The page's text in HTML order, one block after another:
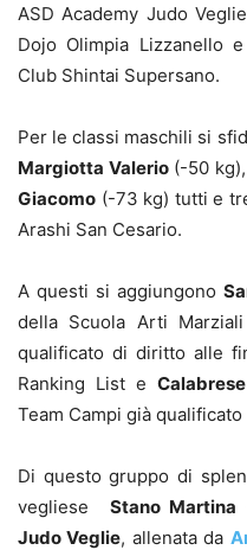
ASD Academy Judo
Dojo Olimpia Lizzanello e
Club Shintai Supersano.
Per le classi maschili si
Margiotta Valerio(-50 kg),
Giacomo (-73 kg) tutti e
Arashi San Cesario.
A questi si aggiungono
della Scuola Arti
qualificato di diritto alle
Ranking List e
Team Campi già
Di questo gruppo di
vegliese Stano Martina
Judo Veglie, allenata da